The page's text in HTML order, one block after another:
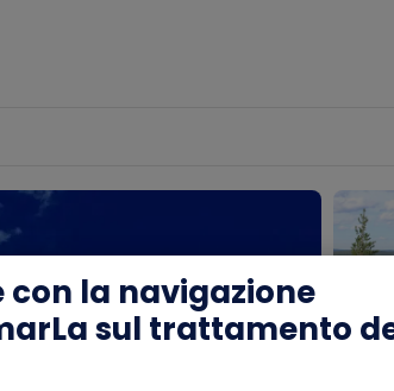
la navigazione
sul trattamento